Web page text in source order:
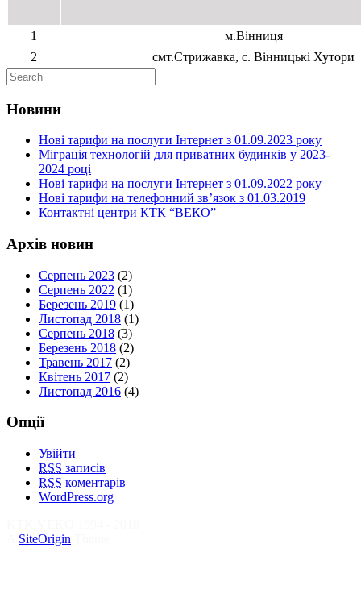
1
м.Вінниця
2
cмт.Стрижавка, с. Вінницькі Хутори
Новини
Нові тарифи на послуги Інтернет з 01.09.2023 року
Міграція технологій для приватних будинків у 2023-
2024 році
Нові тарифи на послуги Інтернет з 01.09.2022 року
Нові тарифи на телефонний зв’язок з 01.03.2019
Контактні центри КТК “ВЕКО”
Архів новин
Серпень 2023 (2)
Серпень 2022 (1)
Березень 2019 (1)
Листопад 2018 (1)
Серпень 2018 (3)
Березень 2018 (2)
Травень 2017 (2)
Квітень 2017 (2)
Листопад 2016 (4)
Опції
Увійти
RSS записів
RSS коментарів
WordPress.org
SiteOrigin